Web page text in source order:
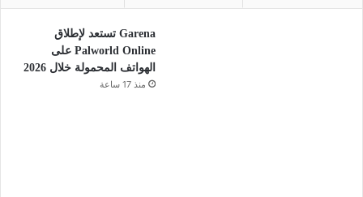
Garena تستعد لإطلاق
Palworld Online على
الهواتف المحمولة خلال 2026
منذ 17 ساعة